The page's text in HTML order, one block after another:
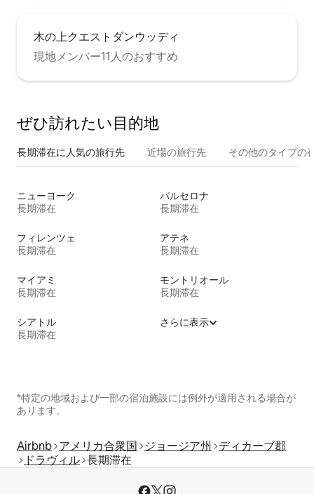
木の上クエストダンウッディ
現地メンバー11人のおすすめ
ぜひ訪⁠れ⁠た⁠い目⁠的⁠地
長期滞在に人気の旅行先 近場の旅行先 その他のタ⁠イ⁠プ⁠の
ニューヨーク
長期滞在
バルセロナ
長期滞在
フィレンツェ
長期滞在
アテネ
長期滞在
マイアミ
長期滞在
モントリオール
長期滞在
シアトル
長期滞在
さらに表示
*特定の地域および一部の宿泊施設には例外が適用される場合が
あります。
Airbnb アメリカ合衆国 ジョージア州
ディカーブ郡
ドラヴィル 長期滞在